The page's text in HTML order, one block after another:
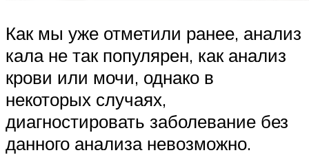
Как мы уже отметили ранее, анализ
кала не так популярен, как анализ
крови или мочи, однако в
некоторых случаях,
диагностировать заболевание без
данного анализа невозможно.